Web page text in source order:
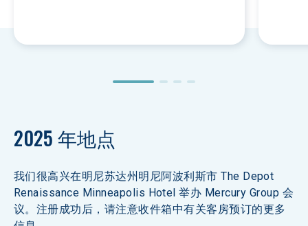
2025 年地点
我们很高兴在明尼苏达州明尼阿波利斯市 The Depot
Renaissance Minneapolis Hotel 举办 Mercury Group 会
议。注册成功后，请注意收件箱中有关客房预订的更多